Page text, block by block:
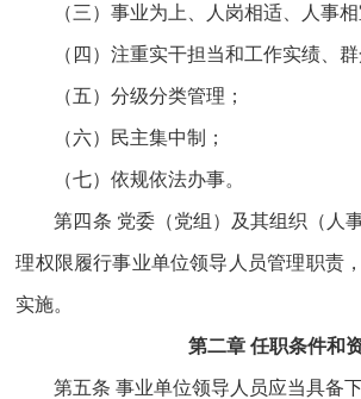
（三）事业为上、人岗相适、人事相
（四）注重实干担当和工作实绩、群
（五）分级分类管理；
（六）民主集中制；
（七）依规依法办事。
第四条 党委（党组）及其组织（人
理权限履行事业单位领导人员管理职责
实施。
第二章 任职条件和
第五条 事业单位领导人员应当具备